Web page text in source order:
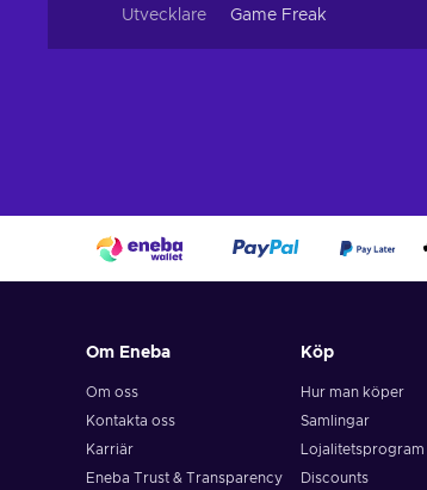
Utvecklare
Game Freak
Om Eneba
Om oss
Kontakta oss
Karriär
Eneba Trust & Transparency
Köp
Hur man köper
Samlingar
Lojalitetsprogram
Discounts